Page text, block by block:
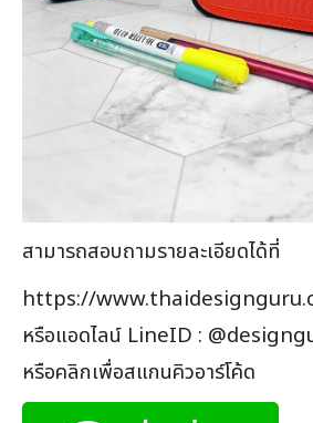
สามารถสอบถามรายละเอียดได้ที่
https://
หรือแอดไลน์ LineID :
หรือคลิกเพื่อสแกนคิวอาร์โค้ด